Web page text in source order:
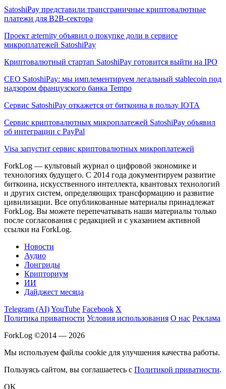
SatoshiPay представили трансграничные криптовалютные
платежи для B2B-сектора
Проект æternity объявил о покупке доли в сервисе
микроплатежей SatoshiPay
Криптовалютный стартап SatoshiPay готовится выйти на IPO
CEO SatoshiPay: мы имплементируем легальный stablecoin под
надзором французского банка Tempo
Сервис SatoshiPay откажется от биткоина в пользу IOTA
Сервис криптовалютных микроплатежей SatoshiPay объявил
об интеграции с PayPal
Visa запустит сервис криптовалютных микроплатежей
ForkLog — культовый журнал о цифровой экономике и
технологиях будущего. С 2014 года документируем развитие
биткоина, искусственного интеллекта, квантовых технологий
и других систем, определяющих трансформацию и развитие
цивилизации. Все опубликованные материалы принадлежат
ForkLog. Вы можете перепечатывать наши материалы только
после согласования с редакцией и с указанием активной
ссылки на ForkLog.
Новости
Аудио
Лонгриды
Крипториум
ИИ
Дайджест месяца
Telegram (AI)YouTube Facebook X
Политика приватности Условия использования О нас Реклама
ForkLog ©2014 — 2026
Мы используем файлы cookie для улучшения качества работы.
Пользуясь сайтом, вы соглашаетесь с Политикой приватности.
OK